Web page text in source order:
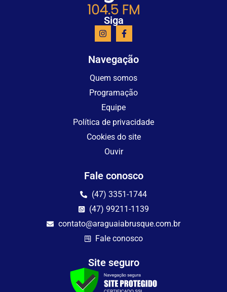
Siga
Navegação
Quem somos
Programação
Equipe
Política de privacidade
Cookies do site
Ouvir
Fale conosco
(47) 3351-1744
(47) 99211-1139
contato@araguaiabrusque.com.br
Fale conosco
Site seguro